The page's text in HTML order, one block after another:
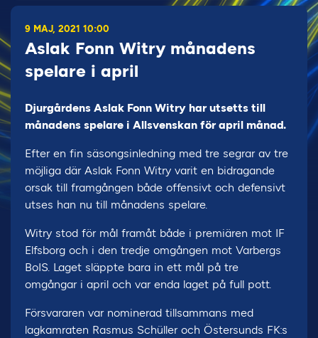
9 MAJ, 2021 10:00
Aslak Fonn Witry månadens
spelare i april
Djurgårdens Aslak Fonn Witry har utsetts till
månadens spelare i Allsvenskan för april månad.
Efter en fin säsongsinledning med tre segrar av tre
möjliga där Aslak Fonn Witry varit en bidragande
orsak till framgången både offensivt och defensivt
utses han nu till månadens spelare.
Witry stod för mål framåt både i premiären mot IF
Elfsborg och i den tredje omgången mot Varbergs
BoIS. Laget släppte bara in ett mål på tre
omgångar i april och var enda laget på full pott.
Försvararen var nominerad tillsammans med
lagkamraten Rasmus Schüller och Östersunds FK:s